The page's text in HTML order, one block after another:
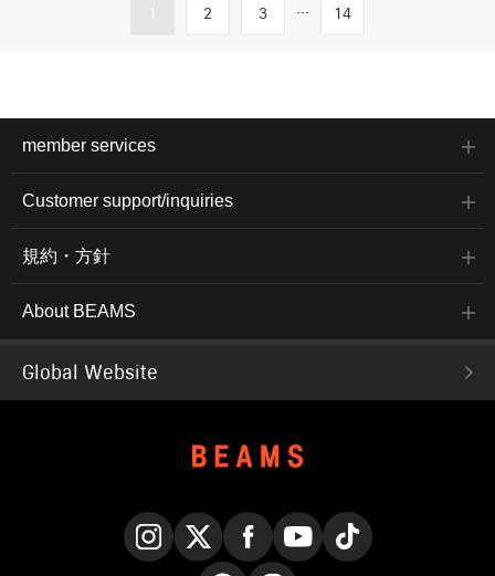
1 2 3 ... 14
member services
Customer support/inquiries
規約・方針
About BEAMS
Global Website